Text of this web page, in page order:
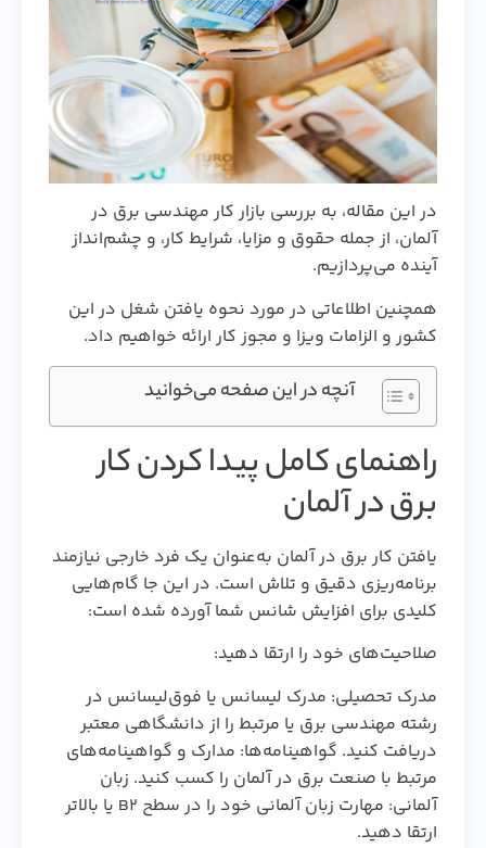
در این مقاله، به بررسی بازار کار مهندسی برق در
آلمان، از جمله حقوق و مزایا، شرایط کار، و چشم‌انداز
آینده می‌پردازیم.
همچنین اطلاعاتی در مورد نحوه یافتن شغل در این
کشور و الزامات ویزا و مجوز کار ارائه خواهیم داد.
آنچه در این صفحه می‌خوانید
راهنمای کامل پیدا کردن کار
برق در آلمان
یافتن کار برق در آلمان به‌عنوان یک فرد خارجی نیازمند
برنامه‌ریزی دقیق و تلاش است. در این جا گام‌هایی
کلیدی برای افزایش شانس شما آورده شده است:
صلاحیت‌های خود را ارتقا دهید:
مدرک تحصیلی: مدرک لیسانس یا فوق‌لیسانس در
رشته مهندسی برق یا مرتبط را از دانشگاهی معتبر
دریافت کنید. گواهینامه‌ها: مدارک و گواهینامه‌های
مرتبط با صنعت برق در آلمان را کسب کنید. زبان
آلمانی: مهارت زبان آلمانی خود را در سطح B۲ یا بالاتر
ارتقا دهید.